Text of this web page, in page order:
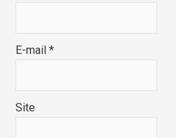
E-mail*
Site